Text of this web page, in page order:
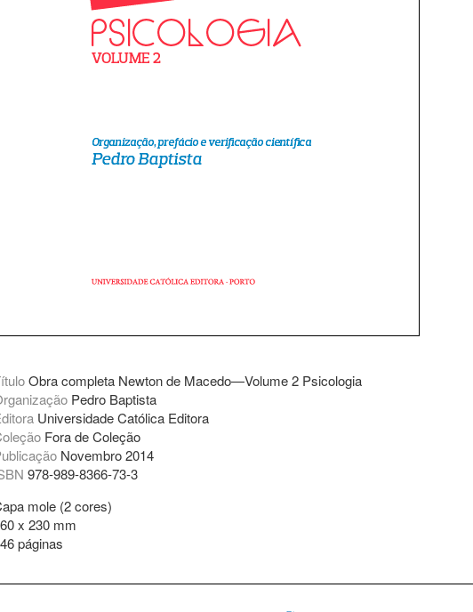
Obra completa Newton de Macedo—Volume 2 Psicologia
Pedro Baptista
Universidade Católica Editora
Fora de Coleção
Novembro 2014
978-989-8366-73-3
mole (2 cores)
x 230 mm
páginas